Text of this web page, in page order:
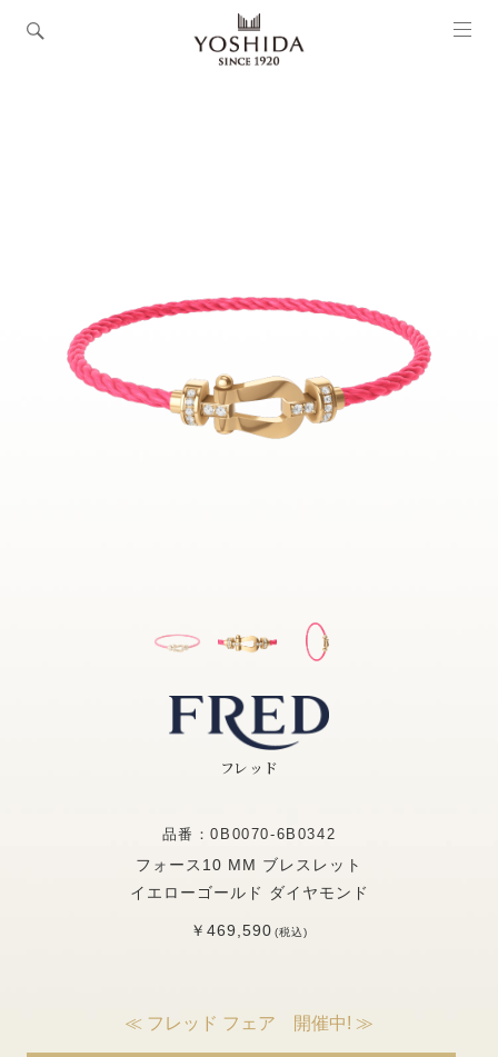
フレッド
品番：0B0070-6B0342
フォース10 MM ブレスレット
イエローゴールド ダイヤモンド
￥469,590(税込)
≪ フレッド フェア 開催中! ≫